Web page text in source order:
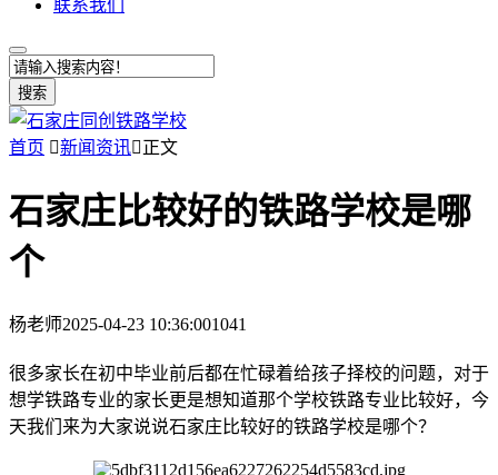
联系我们
搜索
首页 新闻资讯正文
石家庄比较好的铁路学校是哪
个
杨老师2025-04-23 10:36:001041
很多家长在初中毕业前后都在忙碌着给孩子择校的问题，对于
想学铁路专业的家长更是想知道那个学校铁路专业比较好，今
天我们来为大家说说石家庄比较好的铁路学校是哪个？